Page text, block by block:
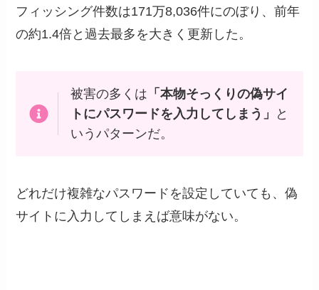
フィッシング件数は171万8,036件にのぼり、前年
の約1.4倍と過去最多を大きく更新した。
被害の多くは 「本物そっくりの偽サイ
トにパスワードを入力してしまう」
と
いうパターンだ。
どれだけ複雑なパスワードを設定していても、偽
サイトに入力してしまえば意味がない。